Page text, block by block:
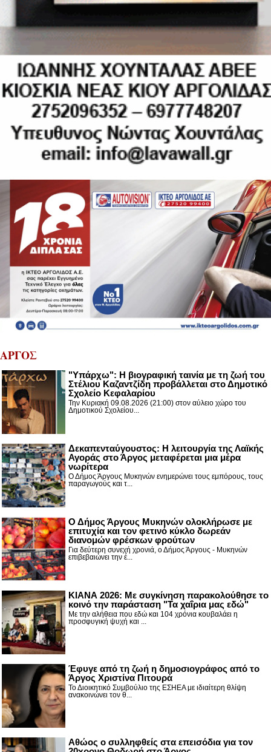
ΑΡΓΟΣ
"Υπάρχω": Η βιογραφική ταινία με τη ζωή του
Στέλιου Καζαντζίδη προβάλλεται στο Δημοτικό
Σχολείο Κεφαλαρίου
Την Κυριακή 09.08.2026 (21:00) στον αύλειο χώρο του
Δημοτικού Σχολείου...
Δεκαπενταύγουστος: H λειτουργία της Λαϊκής
Αγοράς στο Άργος μεταφέρεται μια μέρα
νωρίτερα
Ο Δήμος Άργους Μυκηνών ενημερώνει τους εμπόρους, τους
παραγωγούς και τ...
Ο Δήμος Άργους Μυκηνών ολοκλήρωσε με
επιτυχία και τον φετινό κύκλο δωρεάν
διανομών φρέσκων φρούτων
Για δεύτερη συνεχή χρονιά, ο Δήμος Άργους - Μυκηνών
επιβεβαιώνει την έ...
ΚΙΑΝΑ 2026: Με συγκίνηση παρακολούθησε το
κοινό την παράσταση "Τα χαΐρια μας εδώ"
Με την αλήθεια που εδώ και 104 χρόνια κουβαλάει η
προσφυγική ψυχή και ...
Έφυγε από τη ζωή η δημοσιογράφος από το
Άργος Χριστίνα Πιτουρά
Το Διοικητικό Συμβούλιο της ΕΣΗΕΑ με ιδιαίτερη θλίψη
ανακοινώνει τον θ...
Αθώος ο συλληφθείς στα επεισόδια για τον